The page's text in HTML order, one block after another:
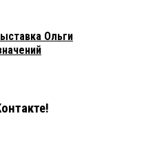
Ольги